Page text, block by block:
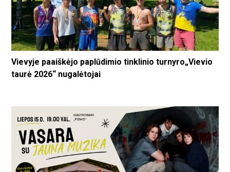
Vievyje paaiškėjo paplūdimio tinklinio turnyro„Vievio
taurė 2026“ nugalėtojai